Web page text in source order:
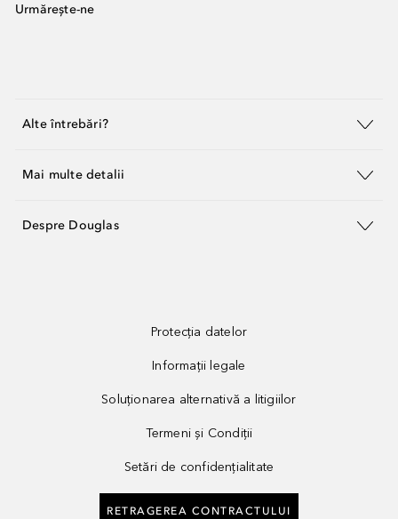
Urmărește-ne
Alte întrebări?
Mai multe detalii
Despre Douglas
Protecția datelor
Informații legale
Soluționarea alternativă a litigiilor
Termeni și Condiții
Setări de confidențialitate
RETRAGEREA CONTRACTULUI